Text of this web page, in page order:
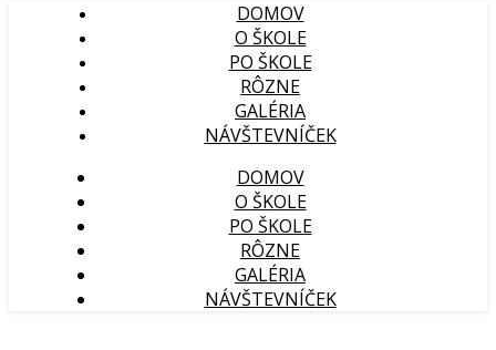
DOMOV
O ŠKOLE
PO ŠKOLE
RÔZNE
GALÉRIA
NÁVŠTEVNÍČEK
DOMOV
O ŠKOLE
PO ŠKOLE
RÔZNE
GALÉRIA
NÁVŠTEVNÍČEK